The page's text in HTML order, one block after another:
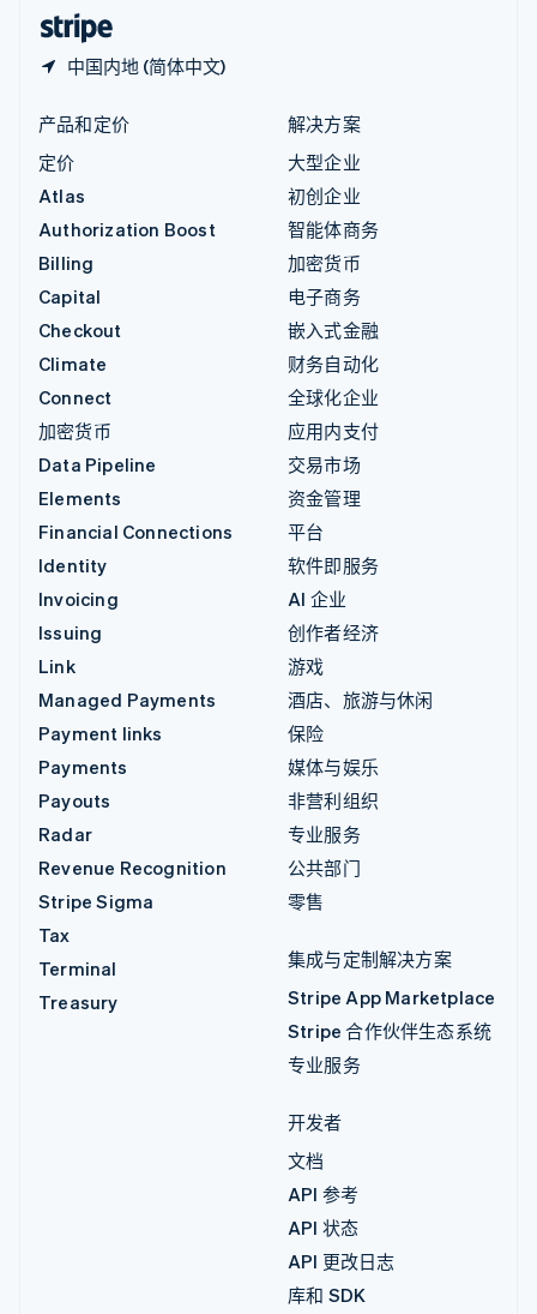
中国内地 (简体中文)
产品和定价
定价
Atlas
Authorization Boost
Billing
Capital
Checkout
Climate
Connect
加密货币
Data Pipeline
Elements
Financial Connections
Identity
Invoicing
Issuing
Link
Managed Payments
Payment links
Payments
Payouts
Radar
Revenue Recognition
Stripe Sigma
Tax
Terminal
Treasury
解决方案
大型企业
初创企业
智能体商务
加密货币
电子商务
嵌入式金融
财务自动化
全球化企业
应用内支付
交易市场
资金管理
平台
软件即服务
AI 企业
创作者经济
游戏
酒店、旅游与休闲
保险
媒体与娱乐
非营利组织
专业服务
公共部门
零售
集成与定制解决方案
Stripe App Marketplace
Stripe 合作伙伴生态系统
专业服务
开发者
文档
API 参考
API 状态
API 更改日志
库和 SDK